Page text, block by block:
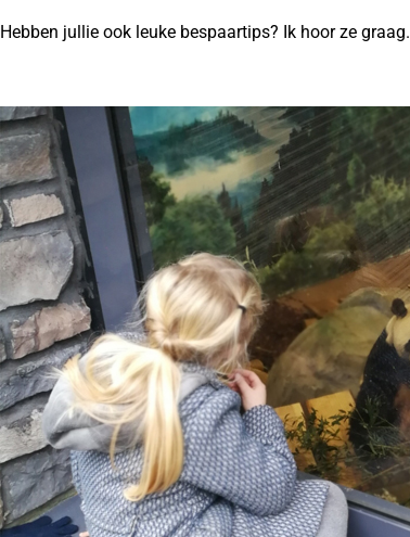
Hebben jullie ook leuke bespaartips? Ik hoor ze graag.